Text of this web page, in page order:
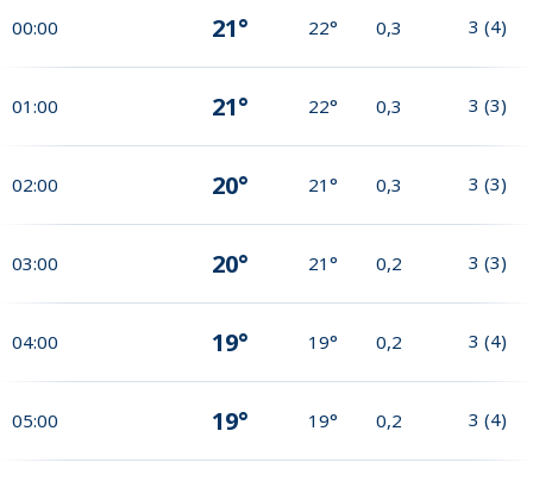
00:00 21° 22° 0,3 3 (4)
01:00 21° 22° 0,3 3 (3)
02:00 20° 21° 0,3 3 (3)
03:00 20° 21° 0,2 3 (3)
04:00 19° 19° 0,2 3 (4)
05:00 19° 19° 0,2 3 (4)